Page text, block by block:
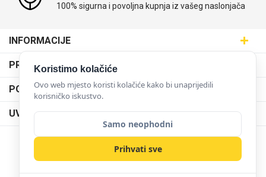
100% sigurna i povoljna kupnja iz vašeg naslonjača
INFORMACIJE
SVIJET MASKICA d.o.o.
Aleja javora 13, 10000 Zagreb
PRODAJNA MJESTA
Poslovnica Trešnjevka
Poslovnica Dubrava
Poslovnica Velika Gorica
Poslovnica Karlovac
PODRŠKA
Dostava
Postani partner
UVJETI KORIŠTENJA
Klub vjernosti
Obrazac za jednostrani raskid ugovora
NAČINI PLAĆANJA
Koristimo kolačiće
Ovo web mjesto koristi kolačiće kako bi unaprijedili
korisničko iskustvo.
Samo neophodni
Prihvati sve
Croatos
TOP 100
Unicorn kolekcija
Xiaomi
Spigen maskice
Univerzalno kaljeno
staklo
LCD Tablet
Ostali držači
AUX kablovi